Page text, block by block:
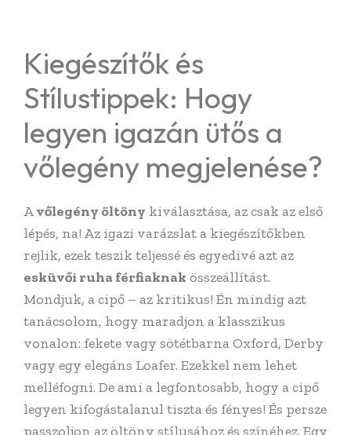
Kiegészítők és
Stílustippek: Hogy
legyen igazán ütős a
vőlegény megjelenése?
Avőlegény öltöny kiválasztása, az csak az első
lépés, na! Az igazi varázslat a kiegészítőkben
rejlik, ezek teszik teljessé és egyedivé azt az
esküvői ruha férfiaknak összeállítást.
Mondjuk, a cipő – az kritikus! Én mindig azt
tanácsolom, hogy maradjon a klasszikus
vonalon: fekete vagy sötétbarna Oxford, Derby
vagy egy elegáns Loafer. Ezekkel nem lehet
melléfogni. De ami a legfontosabb, hogy a cipő
legyen kifogástalanul tiszta és fényes! És persze
passzoljon az öltöny stílusához és színéhez. Egy